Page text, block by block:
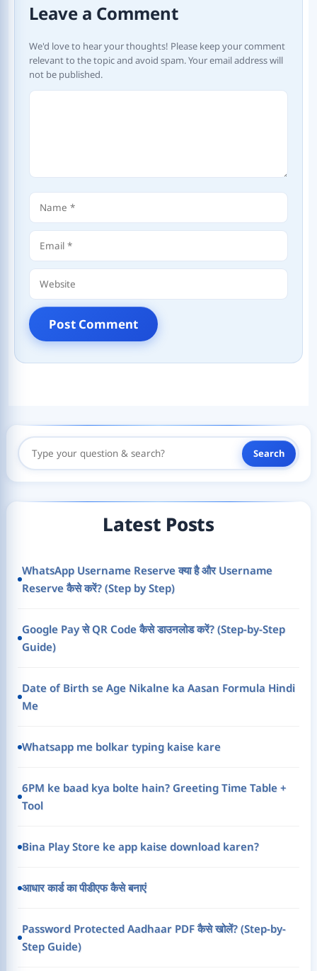
Leave a Comment
We'd love to hear your thoughts! Please keep your comment
relevant to the topic and avoid spam. Your email address will
not be published.
Comment
Name
Email
Website
Search
Search
Latest Posts
WhatsApp Username Reserve क्या है और Username
Reserve कैसे करें? (Step by Step)
Google Pay से QR Code कैसे डाउनलोड करें? (Step-by-Step
Guide)
Date of Birth se Age Nikalne ka Aasan Formula Hindi
Me
Whatsapp me bolkar typing kaise kare
6PM ke baad kya bolte hain? Greeting Time Table +
Tool
Bina Play Store ke app kaise download karen?
आधार कार्ड का पीडीएफ कैसे बनाएं
Password Protected Aadhaar PDF कैसे खोलें? (Step-by-
Step Guide)